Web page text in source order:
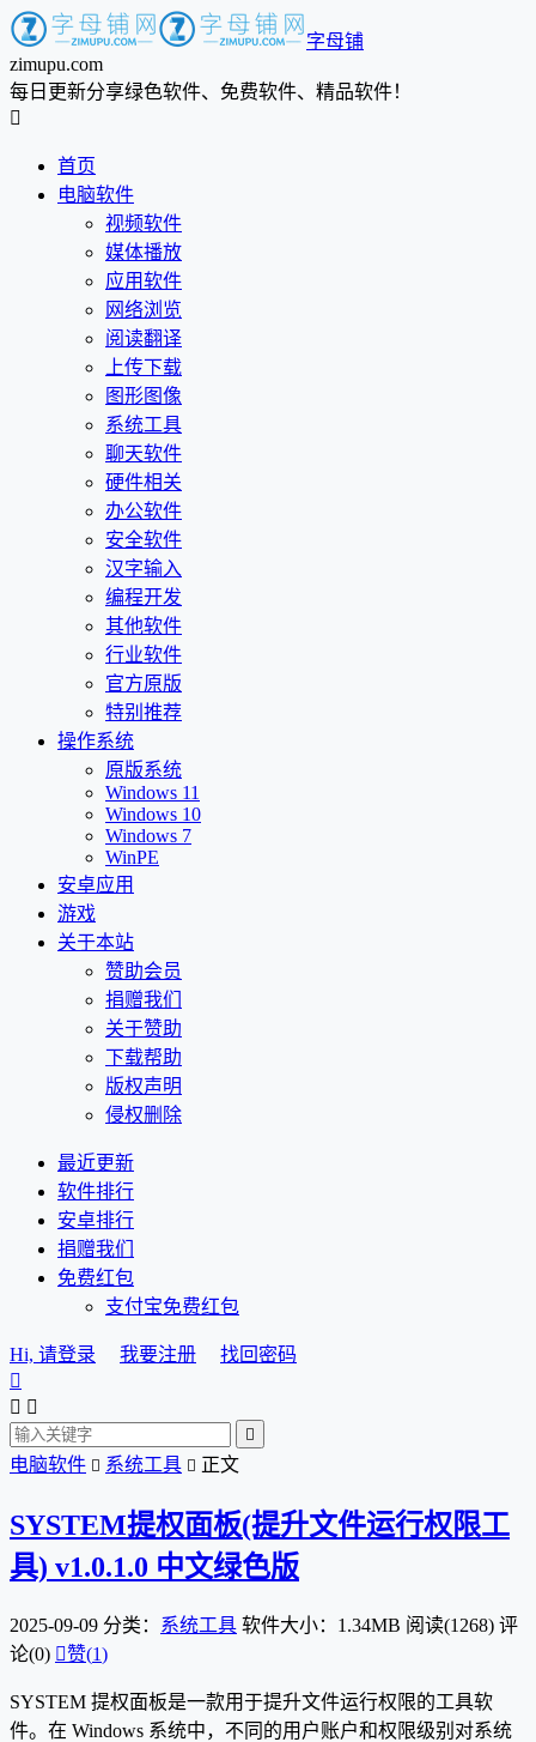
字母铺
zimupu.com
每日更新分享绿色软件、免费软件、精品软件！

首页
电脑软件
视频软件
媒体播放
应用软件
网络浏览
阅读翻译
上传下载
图形图像
系统工具
聊天软件
硬件相关
办公软件
安全软件
汉字输入
编程开发
其他软件
行业软件
官方原版
特别推荐
操作系统
原版系统
Windows 11
Windows 10
Windows 7
WinPE
安卓应用
游戏
关于本站
赞助会员
捐赠我们
关于赞助
下载帮助
版权声明
侵权删除
最近更新
软件排行
安卓排行
捐赠我们
免费红包
支付宝免费红包
Hi, 请登录 我要注册
找回密码

 

电脑软件  系统工具  正文
SYSTEM提权面板(提升文件运行权限工
具) v1.0.1.0 中文绿色版
2025-09-09 分类： 系统工具 软件大小：1.34MB 阅读(1268) 评
论(0) 赞(1)
SYSTEM 提权面板是一款用于提升文件运行权限的工具软
件。在 Windows 系统中，不同的用户账户和权限级别对系统